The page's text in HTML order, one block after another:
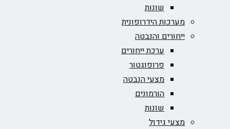
שונות
מערכות הידרופונית
ייחורים והנבטה
ערכת ייחורים
פרופוגטור
מצעי הנבטה
הורמונים
שונות
מצעי גידול